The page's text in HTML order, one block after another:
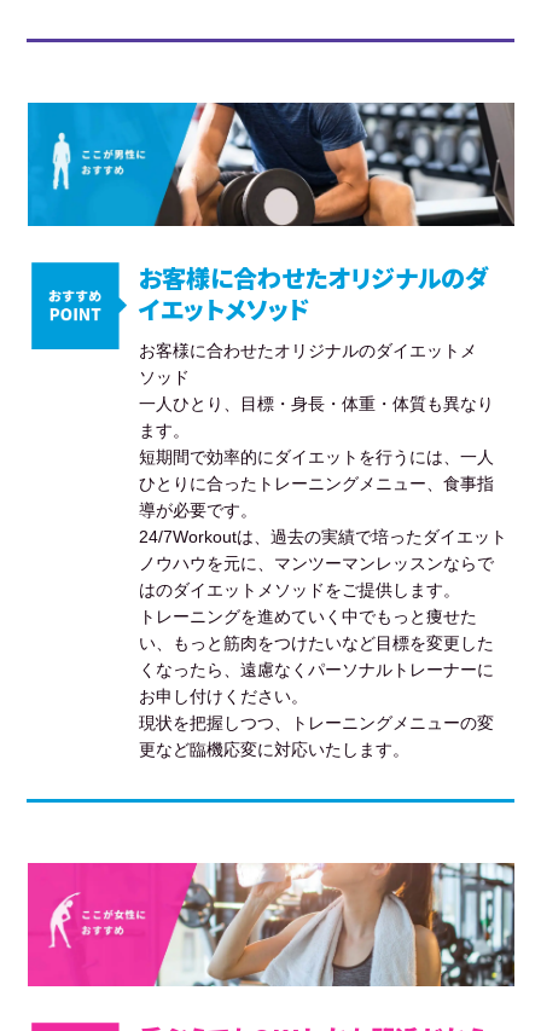
お客様に合わせたオリジナルのダ
イエットメソッド
お客様に合わせたオリジナルのダイエットメ
ソッド
一人ひとり、目標・身長・体重・体質も異なり
ます。
短期間で効率的にダイエットを行うには、一人
ひとりに合ったトレーニングメニュー、食事指
導が必要です。
24/7Workoutは、過去の実績で培ったダイエット
ノウハウを元に、マンツーマンレッスンならで
はのダイエットメソッドをご提供します。
トレーニングを進めていく中でもっと痩せた
い、もっと筋肉をつけたいなど目標を変更した
くなったら、遠慮なくパーソナルトレーナーに
お申し付けください。
現状を把握しつつ、トレーニングメニューの変
更など臨機応変に対応いたします。